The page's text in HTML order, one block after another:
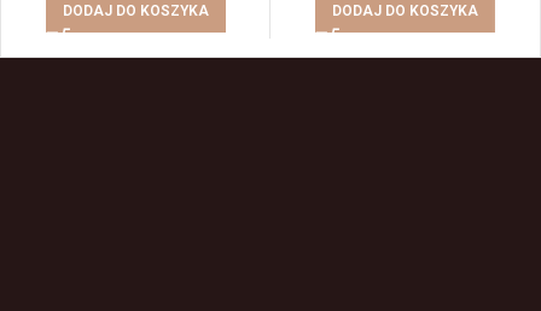
DODAJ DO KOSZYKA DODAJ DO KOSZYKA